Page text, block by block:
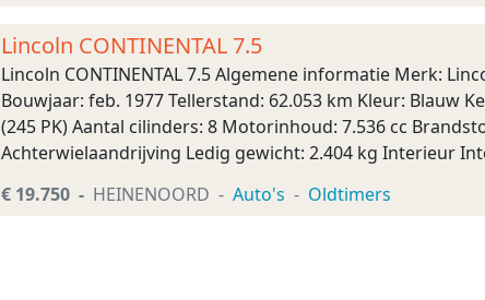
Lincoln CONTINENTAL 7.5
Lincoln CONTINENTAL 7.5 Algemene informatie Merk:
Bouwjaar: feb. 1977 Tellerstand: 62.053 km Kleur: Blauw
(245 PK) Aantal cilinders: 8 Motorinhoud: 7.536 cc
Achterwielaandrijving Ledig gewicht: 2.404 kg Interieur
€ 19.750 HEINENOORD Auto's Oldtimers